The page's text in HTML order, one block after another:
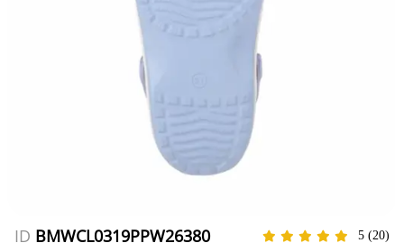
ID BMWCL0319PPW26380 5 (20)